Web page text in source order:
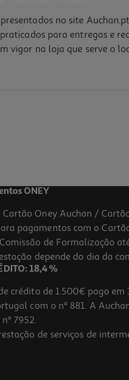
no site
para entregas e
vigor na loja que serve o
ONEY
Oney Auchan /
pagamentos com o
de Formalização
depende do dia da
18,4 %
crédito de 1.500€ pago em
com o nº 881. A
7952.
de serviços de